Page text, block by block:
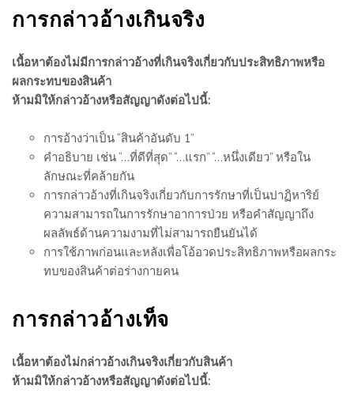
การกล่าวอ้างเกินจริง
เนื้อหาต้องไม่มีการกล่าวอ้างที่เกินจริงเกี่ยวกับประสิทธิภาพหรือ
ผลกระทบของสินค้า
ห้ามมิให้กล่าวอ้างหรือสัญญาดังต่อไปนี้:
การอ้างว่าเป็น “สินค้าอันดับ 1”
คำอธิบาย เช่น “…ที่ดีที่สุด” “…แรก” “…หนึ่งเดียว” หรือใน
ลักษณะที่คล้ายกัน
การกล่าวอ้างที่เกินจริงเกี่ยวกับการรักษาที่เป็นปาฏิหาริย์
ความสามารถในการรักษาอาการป่วย หรือคำสัญญาถึง
ผลลัพธ์ด้านความงามที่ไม่สามารถยืนยันได้
การใช้ภาพก่อนและหลังเพื่อโอ้อวดประสิทธิภาพหรือผลกระ
ทบของสินค้าต่อร่างกายคน
การกล่าวอ้างเท็จ
เนื้อหาต้องไม่กล่าวอ้างเกินจริงเกี่ยวกับสินค้า
ห้ามมิให้กล่าวอ้างหรือสัญญาดังต่อไปนี้: